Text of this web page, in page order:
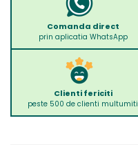
Comanda direct
prin aplicatia WhatsApp
Clienti fericiti
peste 500 de clienti multumiti